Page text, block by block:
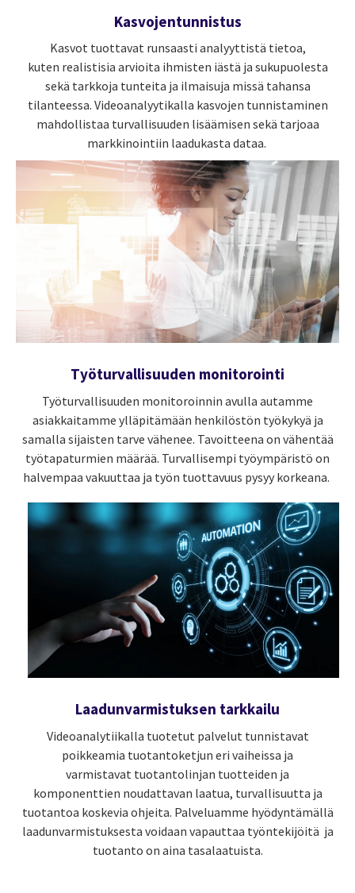
Kasvojentunnistus
Kasvot tuottavat runsaasti analyyttistä tietoa,
kuten realistisia arvioita ihmisten iästä ja sukupuolesta
sekä tarkkoja tunteita ja ilmaisuja missä tahansa
tilanteessa. Videoanalyytikalla kasvojen tunnistaminen
mahdollistaa turvallisuuden lisäämisen sekä tarjoaa
markkinointiin laadukasta dataa.
Työturvallisuuden monitorointi
Työturvallisuuden monitoroinnin avulla autamme
asiakkaitamme ylläpitämään henkilöstön työkykyä ja
samalla sijaisten tarve vähenee. Tavoitteena on vähentää
työtapaturmien määrää. Turvallisempi työympäristö on
halvempaa vakuuttaa ja työn tuottavuus pysyy korkeana.
Laadunvarmistuksen tarkkailu
Videoanalytiikalla tuotetut palvelut tunnistavat
poikkeamia tuotantoketjun eri vaiheissa ja
varmistavat tuotantolinjan tuotteiden ja
komponenttien noudattavan laatua, turvallisuutta ja
tuotantoa koskevia ohjeita. Palveluamme hyödyntämällä
laadunvarmistuksesta voidaan vapauttaa työntekijöitä ja
tuotanto on aina tasalaatuista.